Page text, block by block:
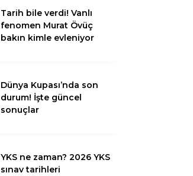
Ekonomi
Magazin
Dünya
Eğitim
Tarih bile verdi! Vanlı
fenomen Murat Övüç
bakın kimle evleniyor
Dünya Kupası’nda son
durum! İşte güncel
sonuçlar
YKS ne zaman? 2026 YKS
sınav tarihleri